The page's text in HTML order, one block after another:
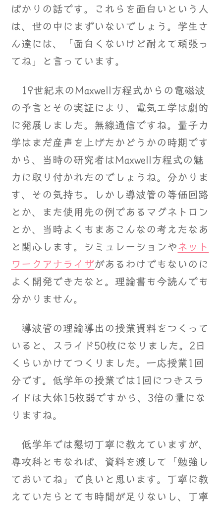
ばかりの話です。これらを面白いという人
は、世の中にまずいないでしょう。学生さ
ん達には、「面白くないけど耐えて頑張っ
てね」と言っています。
19世紀末のMaxwell方程式からの電磁波
の予言とその実証により、電気工学は劇的
に発展しました。無線通信ですね。量子力
学はまだ産声を上げたかどうかの時期です
から、当時の研究者はMaxwell方程式の魅
力に取り付かれたのでしょうね。分かりま
す、その気持ち。しかし導波管の等価回路
とか、また使用先の例であるマグネトロン
とか、当時よくもまあこんなの考えたなあ
と関心します。シミュレーションや ネット
ワークアナライザがあるわけでもないのに
よく開発できたなと。理論書も今読んでも
分かりません。
導波管の理論導出の授業資料をつくって
いると、スライド50枚になりました。2日
くらいかけてつくりました。一応授業1回
分です。低学年の授業では1回につきスラ
イドは大体15枚弱ですから、3倍の量にな
りますね。
低学年では懇切丁寧に教えていますが、
専攻科ともなれば、資料を渡して「勉強し
ておいてね」で良いと思います。丁寧に教
えていたらとても時間が足りないし、丁寧